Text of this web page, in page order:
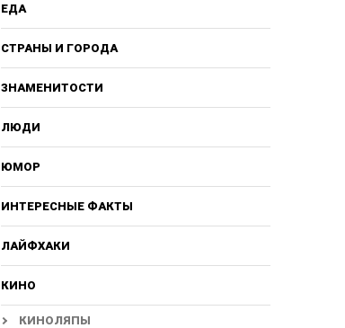
ЕДА
СТРАНЫ И ГОРОДА
ЗНАМЕНИТОСТИ
ЛЮДИ
ЮМОР
ИНТЕРЕСНЫЕ ФАКТЫ
ЛАЙФХАКИ
КИНО
КИНОЛЯПЫ